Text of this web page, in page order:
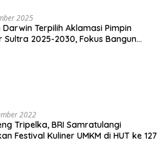
2025
Darwin Terpilih Aklamasi Pimpin
Sultra 2025-2030, Fokus Bangun
2022
Tripelka, BRI Samratulangi
Festival Kuliner UMKM di HUT ke 127